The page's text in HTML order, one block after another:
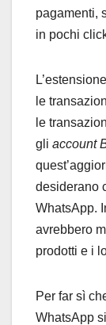
pagamenti,
in pochi
le
le
gli account
desiderano
WhatsApp.
avrebbero
prodotti e i
Per far sì
WhatsApp